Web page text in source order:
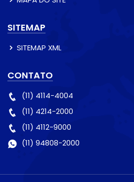
SITEMAP
SITEMAP XML
CONTATO
(11) 4114-4004
(11) 4214-2000
(11) 4112-9000
(11) 94808-2000